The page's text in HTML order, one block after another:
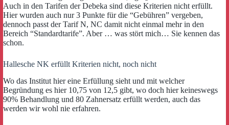
Auch in den Tarifen der Debeka sind diese Kriterien nicht erfüllt.
Hier wurden auch nur 3 Punkte für die “Gebühren” vergeben,
dennoch passt der Tarif N, NC damit nicht einmal mehr in den
Bereich “Standardtarife”. Aber … was stört mich… Sie kennen das
schon.
Hallesche NK erfüllt Kriterien nicht, noch nicht
Wo das Institut hier eine Erfüllung sieht und mit welcher
Begründung es hier 10,75 von 12,5 gibt, wo doch hier keineswegs
90% Behandlung und 80 Zahnersatz erfüllt werden, auch das
werden wir wohl nie erfahren.